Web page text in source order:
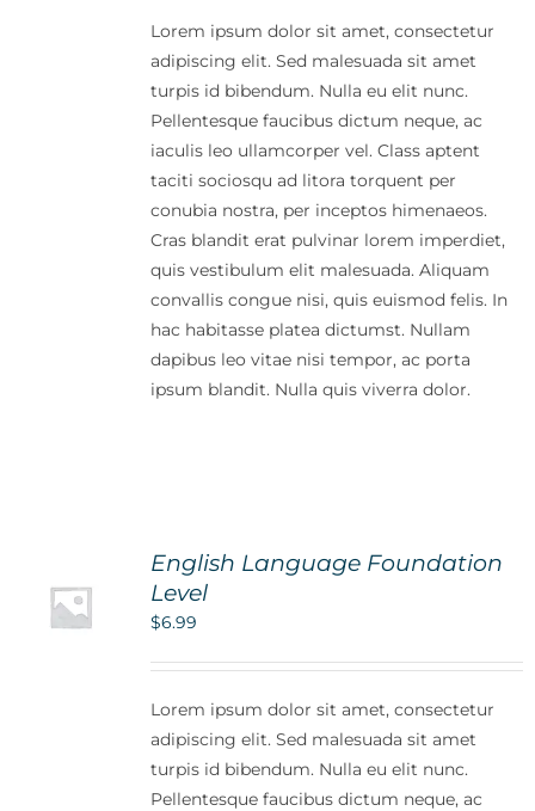
Lorem ipsum dolor sit amet, consectetur
adipiscing elit. Sed malesuada sit amet
turpis id bibendum. Nulla eu elit nunc.
Pellentesque faucibus dictum neque, ac
iaculis leo ullamcorper vel. Class aptent
taciti sociosqu ad litora torquent per
conubia nostra, per inceptos himenaeos.
Cras blandit erat pulvinar lorem imperdiet,
quis vestibulum elit malesuada. Aliquam
convallis congue nisi, quis euismod felis. In
hac habitasse platea dictumst. Nullam
dapibus leo vitae nisi tempor, ac porta
ipsum blandit. Nulla quis viverra dolor.
English Language Foundation
Level
$6.99
Lorem ipsum dolor sit amet, consectetur
adipiscing elit. Sed malesuada sit amet
turpis id bibendum. Nulla eu elit nunc.
Pellentesque faucibus dictum neque, ac